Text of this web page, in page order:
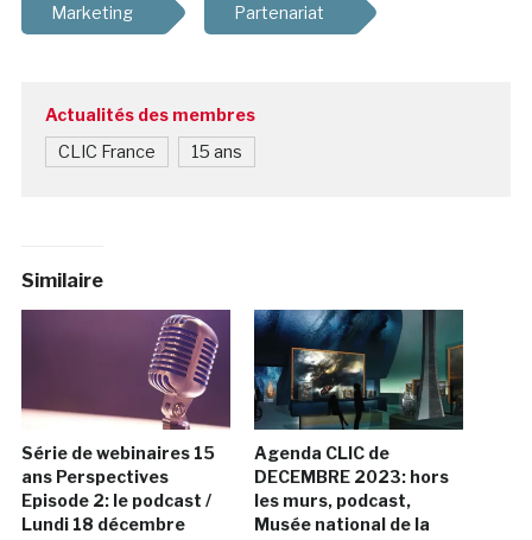
Marketing Partenariat
Actualités des membres
CLIC France 15 ans
Similaire
Série de webinaires 15
ans Perspectives
Episode 2: le podcast /
Lundi 18 décembre
Agenda CLIC de
DECEMBRE 2023: hors
les murs, podcast,
Musée national de la